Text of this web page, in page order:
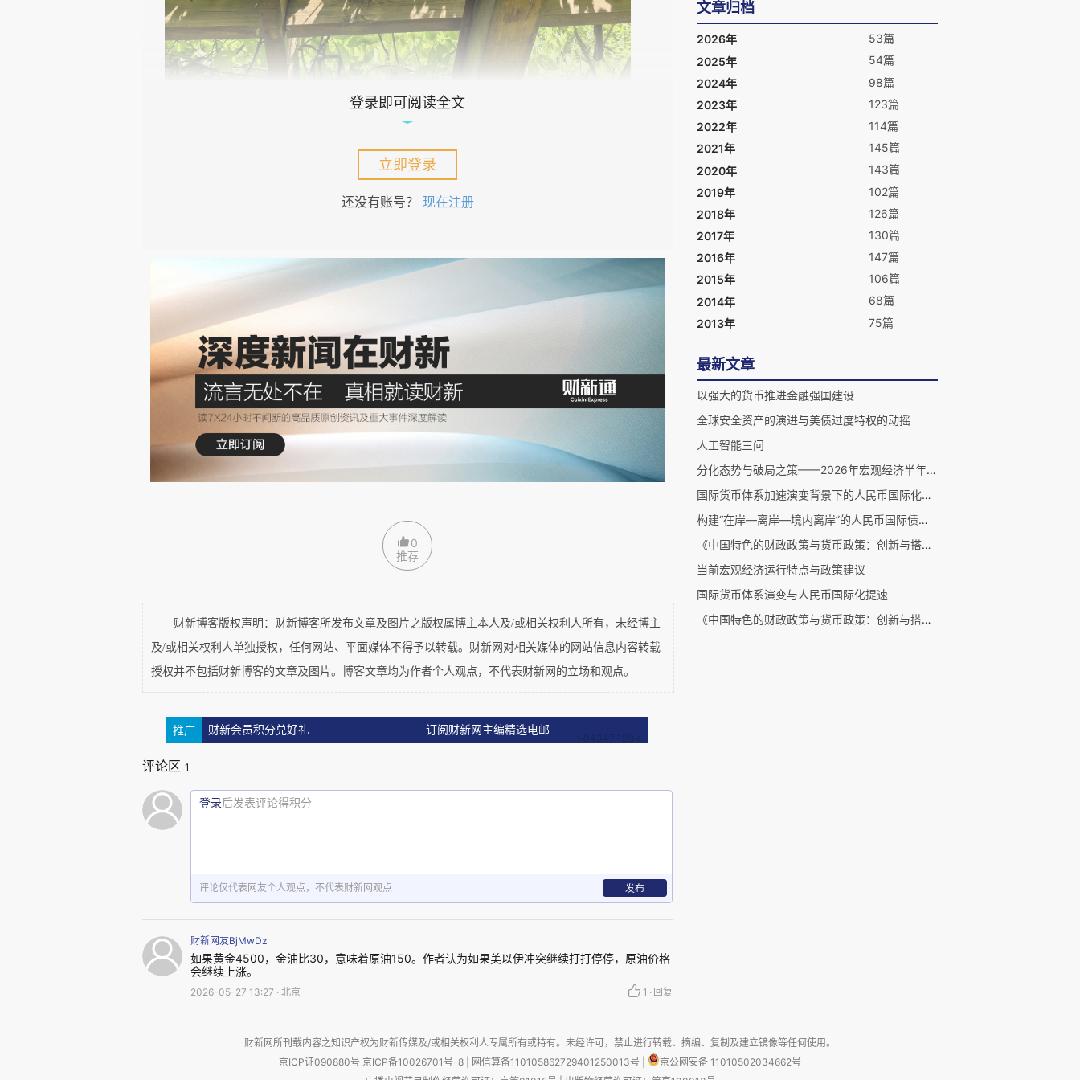
转载请注明出处。文中配图摄于初夏的北京。
过去几年的全球黄金价格与原油价格走势大致呈现负相关。例如，
2025年期间，全球黄金价格总体上涨，由每盎司
幅高达140.8%；全球原油价格总体下跌，由每桶
美元，跌幅为
29.0%
。又如，自2026年年初至2026年5月21日，全球黄金价格先涨后跌，先是由
年初每盎司4367.8美元上涨至1月29日5405.0美元的峰值，之后回落至 21 日的
4505.3美元；全球原油价格则呈现先上涨后震荡态势，由年初每桶
美元上涨至
31日118.4 美元的区间内持续震荡，5月21日为
今年以来黄金与原油价格变动的最大推手，无疑是2月28日爆发并持续至今的美
以伊冲突。
上被关停，造成国际油价由每桶70美元左右上涨到每桶100美元以上，涨幅超过
登录即可阅读全文
立即登录
还没有账号？ 现在注册
0
推荐
财新博客版权声明：财新博客所发布文章及图片之版权属博主本人及/或相关权利人所有，未经博主
及/或相关权利人单独授权，任何网站、平面媒体不得予以转载。财新网对相关媒体的网站信息内容转载
授权并不包括财新博客的文章及图片。博客文章均为作者个人观点，不代表财新网的立场和观点。
推广 财新会员积分兑好礼 订阅财新网主编精选电邮
评论区 1
登录后发表评论得积分
评论仅代表网友个人观点，不代表财新网观点 发布
财新网友BjMwDz
如果黄金4500，金油比30，意味着原油150。作者认为如果美以伊冲突继续打打停停，原油价格
会继续上涨。
2026-05-27 13:27 · 北京 1 · 回复
文章归档
2026年
53篇
2025年
54篇
2024年
98篇
2023年
123篇
2022年
114篇
2021年
145篇
2020年
143篇
2019年
102篇
2018年
126篇
2017年
130篇
2016年
147篇
2015年
106篇
2014年
68篇
2013年
75篇
最新文章
以强大的货币推进金融强国建设
全球安全资产的演进与美债过度特权的动摇
人工智能三问
分化态势与破局之策——2026年宏观经济半年度观察
国际货币体系加速演变背景下的人民币国际化新策略
构建“在岸—离岸—境内离岸”的人民币国际债券体系
《中国特色的财政政策与货币政策：创新与搭配研究》引言
当前宏观经济运行特点与政策建议
国际货币体系演变与人民币国际化提速
《中国特色的财政政策与货币政策：创新与搭配研究》自序
财新网所刊载内容之知识产权为财新传媒及/或相关权利人专属所有或持有。未经许可，禁止进行转载、摘编、复制及建立镜像等任何使用。
京ICP证090880号 京ICP备10026701号-8 网信算备110105862729401250013号
京公网安备 11010502034662号